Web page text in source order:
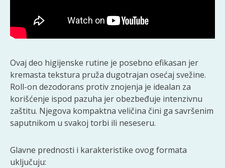
Ovaj deo higijenske rutine je posebno efikasan jer
kremasta tekstura pruža dugotrajan osećaj svežine.
Roll-on dezodorans protiv znojenja je idealan za
korišćenje ispod pazuha jer obezbeđuje intenzivnu
zaštitu. Njegova kompaktna veličina čini ga savršenim
saputnikom u svakoj torbi ili neseseru.
Glavne prednosti i karakteristike ovog formata
uključuju: